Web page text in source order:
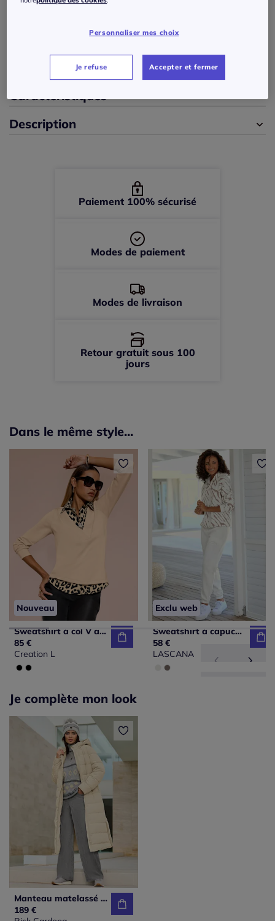
épuisé
44 -En stock
Caractéristiques
Description
Paiement 100% sécurisé
Modes de paiement
Modes de livraison
Retour gratuit sous 100
jours
Dans le même style...
Nouveau
Sweatshirt à col V avec empiècement léopard et manches longues
85 €
Creation L
Exclu web
Sweatshirt à capuche avec motif zèbre et manches raglan en coton doux
58 €
LASCANA
Je complète mon look
Manteau matelassé avec capuche amovible et poches zippées
189 €
Personnaliser mes choix
Je refuse Accepter et fermer